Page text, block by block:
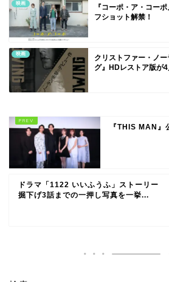
映画
『コーポ・ア・コー
フショット解禁！
映画
クリストファー・ノ
グ』HDレストア版が4
『THIS MAN』
ドラマ「1122 いいふうふ」ストーリー
掘下げ3話までの一押し写真を一挙...